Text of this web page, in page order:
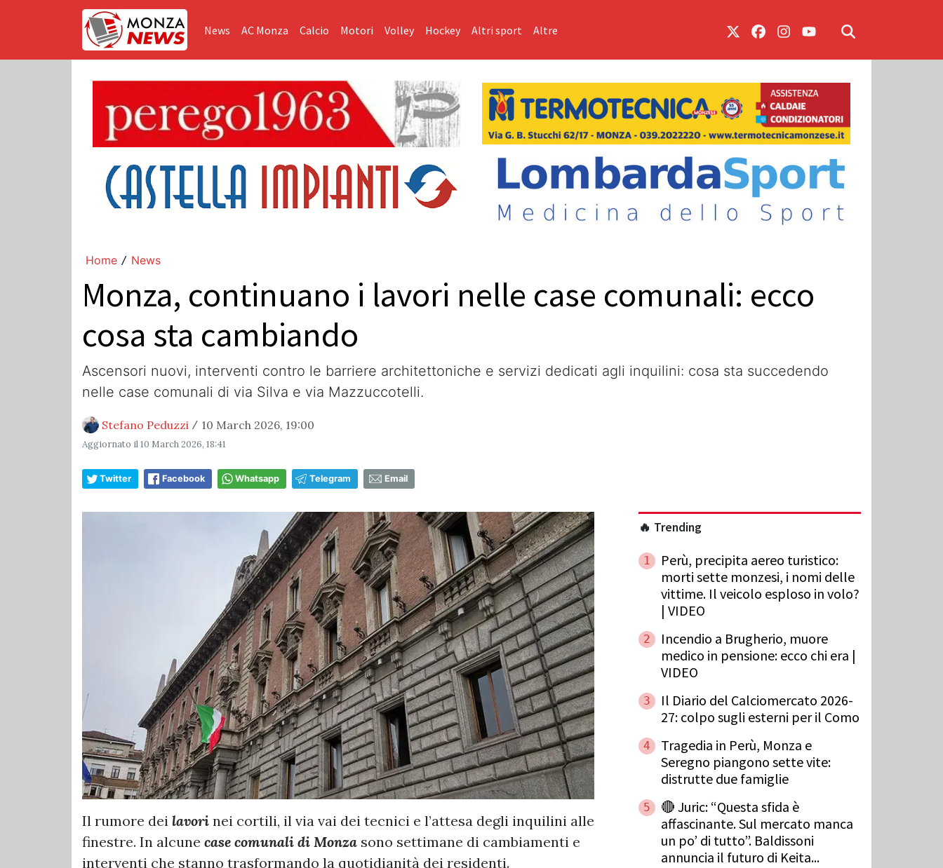
News AC Monza Calcio Motori Volley Hockey Altri sport Altre
Home / News
Monza, continuano i lavori nelle case comunali: ecco
cosa sta cambiando
Ascensori nuovi, interventi contro le barriere architettoniche e servizi dedicati agli inquilini: cosa sta succedendo
nelle case comunali di via Silva e via Mazzuccotelli.
Stefano Peduzzi / 10 March 2026, 19:00
Aggiornato il10 March 2026, 18:41
Twitter Facebook Whatsapp Telegram Email
Il rumore dei lavori nei cortili, il via vai dei tecnici e l’attesa degli inquilini alle
finestre. In alcune case comunali di Monza sono settimane di cambiamenti e
interventi che stanno trasformando la quotidianità dei residenti.
🔥 Trending
1
Perù, precipita aereo turistico:
morti sette monzesi, i nomi delle
vittime. Il veicolo esploso in volo?
| VIDEO
2
Incendio a Brugherio, muore
medico in pensione: ecco chi era |
VIDEO
3
Il Diario del Calciomercato 2026-
27: colpo sugli esterni per il Como
4
Tragedia in Perù, Monza e
Seregno piangono sette vite:
distrutte due famiglie
5
🔴 Juric: “Questa sfida è
affascinante. Sul mercato manca
un po’ di tutto”. Baldissoni
annuncia il futuro di Keita...